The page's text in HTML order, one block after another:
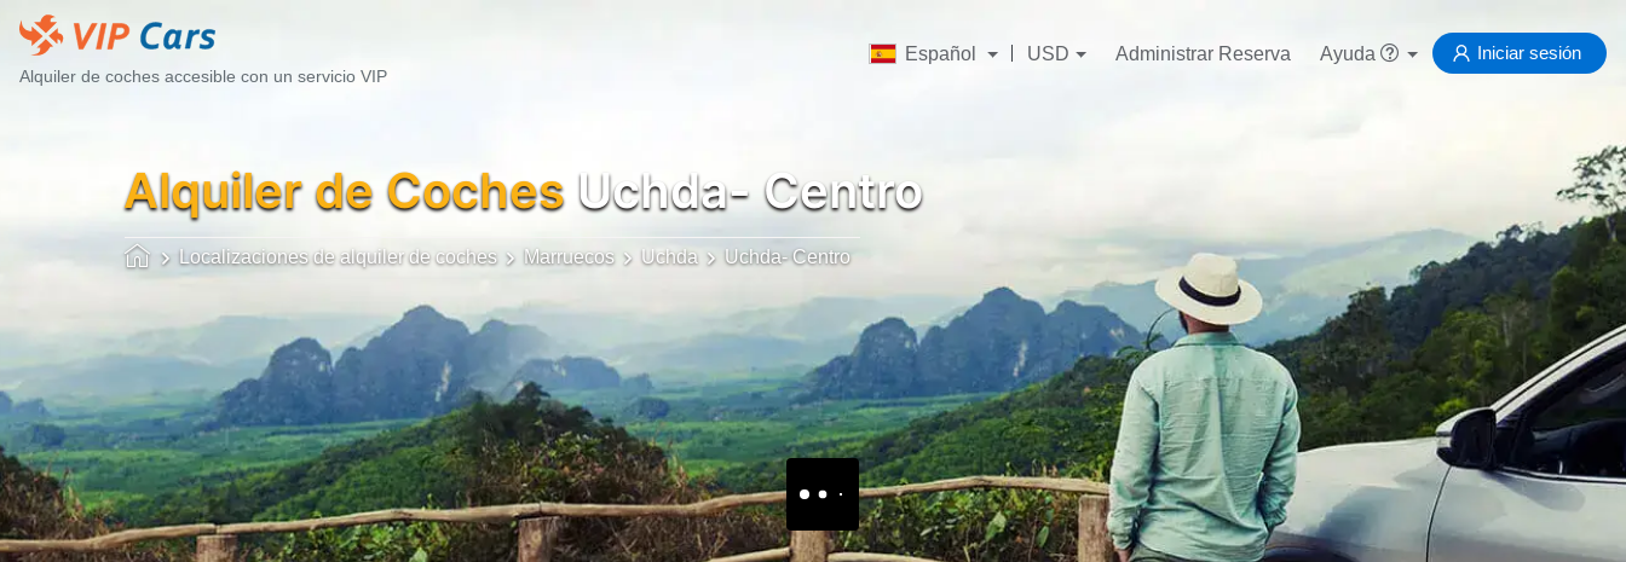
Alquiler de coches accesible con un servicio VIP
Español USD Administrar Reserva Ayuda Iniciar sesión
Alquiler de Coches Uchda- Centro
Localizaciones de alquiler de coches Marruecos Uchda Uchda- Centro